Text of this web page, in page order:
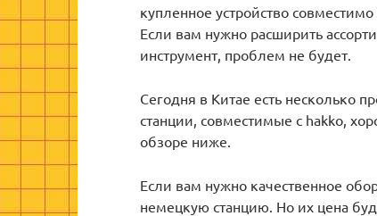
купленное устройство
Если вам нужно расширить
инструмент, проблем не будет.
Сегодня в Китае есть несколько
станции, совместимые с hakko,
обзоре ниже.
Если вам нужно качественное
немецкую станцию. Но их цена